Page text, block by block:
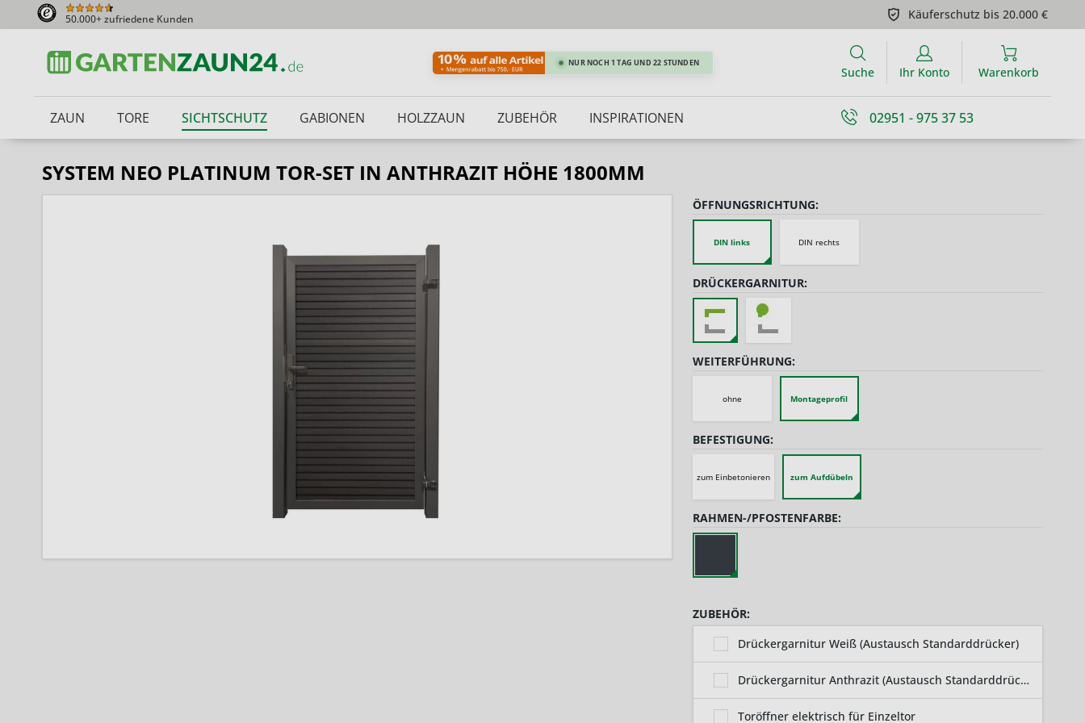
50.000+ zufriedene Kunden Käuferschutz bis 20.000 €
NUR NOCH 1 TAG UND 22 STUNDEN
ZAUN TORE SICHTSCHUTZ GABIONEN HOLZZAUN ZUBEHÖR INSPIRATIONEN 02951 - 975 37 53
Suche Ihr Konto Warenkorb
SYSTEM NEO PLATINUM TOR-SET IN ANTHRAZIT HÖHE 1800MM
ÖFFNUNGSRICHTUNG:
DIN links DIN rechts
DRÜCKERGARNITUR:
WEITERFÜHRUNG:
ohne Montageprofil
BEFESTIGUNG:
zum Einbetonieren zum Aufdübeln
RAHMEN-/PFOSTENFARBE:
ZUBEHÖR:
Drückergarnitur Weiß (Austausch Standarddrücker)
Drückergarnitur Anthrazit (Austausch Standarddrücker)
Toröffner elektrisch für Einzeltor